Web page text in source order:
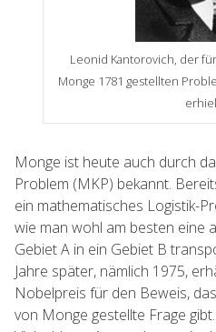
Leonid Kantorovich, der
Monge 1781 gestellten
Monge ist heute auch durch
Problem (MKP) bekannt.
ein mathematisches Logistik-
wie man wohl am besten eine
Gebiet A in ein Gebiet B
Jahre später, nämlich 1975,
Nobelpreis für den Beweis,
von Monge gestellte Frage